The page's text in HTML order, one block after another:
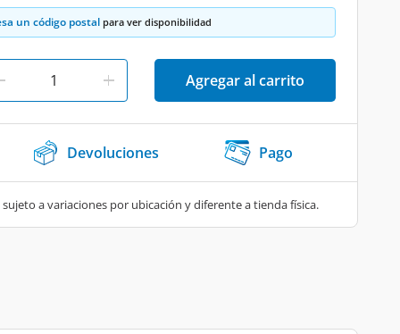
un código postal para ver disponibilidad
Agregar al carrito
Devoluciones Pago
a variaciones por ubicación y diferente a tienda física.